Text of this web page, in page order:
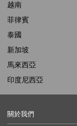
越南
菲律賓
泰國
新加坡
馬來西亞
印度尼西亞
關於我們